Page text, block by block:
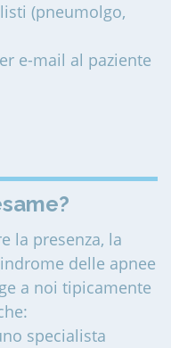
(pneumolgo,
e-mail al paziente
la presenza, la
delle apnee
a noi tipicamente
specialista